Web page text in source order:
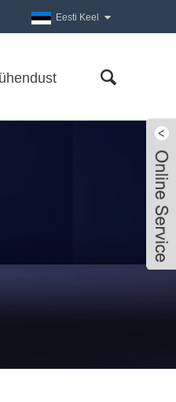
Eesti Keel